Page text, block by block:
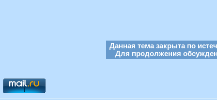
Данная тема закрыта по
Для продолжения